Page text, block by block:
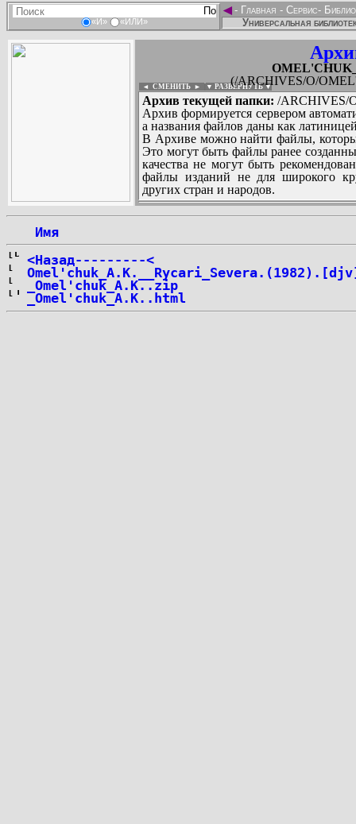
«И» «ИЛИ»
◄- Главная - Сервис-
Универсальная
(/ARCHIVES/O/
◄ СМЕНИТЬ ► ▼ РАЗВЕРНУТЬ ▼
Архив текущей папки: /ARCHIVES/
Архив формируется сервером
а названия файлов даны как
В Архиве можно найти файлы,
Это могут быть файлы ранее
качества не могут быть
файлы изданий не для широкого
других стран и народов.
Имя
<Назад---------<
_Omel'chuk_A.K..zip
_Omel'chuk_A.K..html